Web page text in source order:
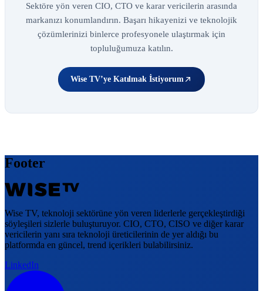
Sektöre yön veren CIO, CTO ve karar vericilerin arasında
markanızı konumlandırın. Başarı hikayenizi ve teknolojik
çözümlerinizi binlerce profesyonele ulaştırmak için
topluluğumuza katılın.
Wise TV’ye Katılmak İstiyorum
Footer
Wise TV, teknoloji sektörüne yön veren liderlerle gerçekleştirdiği
söyleşileri sizlerle buluşturuyor. CIO, CTO, CISO ve diğer karar
vericilerin yanı sıra teknoloji üreticilerinin de yer aldığı bu
platformda en güncel, trend içerikleri bulabilirsiniz.
LinkedIn